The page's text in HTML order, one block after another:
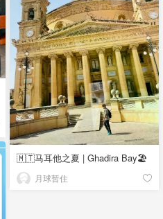
🇲🇹马耳他之夏 | Ghadira Bay🏖️
月球暂住